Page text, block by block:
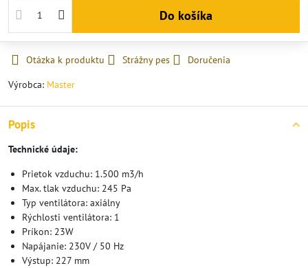
Do košíka
Otázka k produktu Strážny pes
Doručenia
Výrobca: Master
Popis
Technické údaje:
Prietok vzduchu: 1.500 m3/h
Max. tlak vzduchu: 245 Pa
Typ ventilátora: axiálny
Rýchlosti ventilátora: 1
Príkon: 23W
Napájanie: 230V / 50 Hz
Výstup: 227 mm